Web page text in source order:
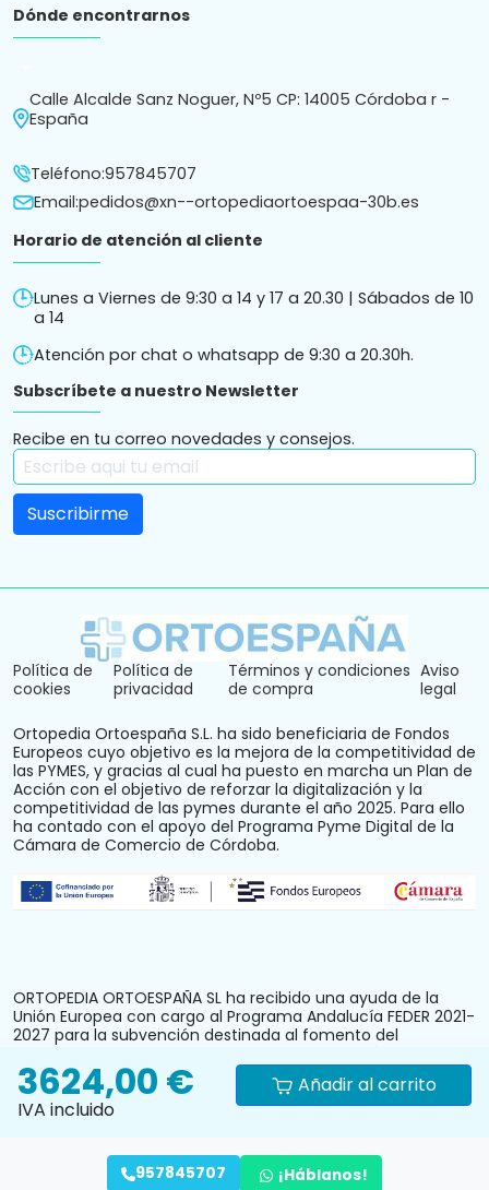
Dónde encontrarnos
Calle Alcalde Sanz Noguer, Nº5 CP: 14005 Córdoba r -
España
Teléfono:957845707
Email:pedidos@xn--ortopediaortoespaa-30b.es
Horario de atención al cliente
Lunes a Viernes de 9:30 a 14 y 17 a 20.30 | Sábados de 10
a 14
Atención por chat o whatsapp de 9:30 a 20.30h.
Subscríbete a nuestro Newsletter
Recibe en tu correo novedades y consejos.
Política de
cookies
Política de
privacidad
Términos y condiciones
de compra
Aviso
legal
Ortopedia Ortoespaña S.L. ha sido beneficiaria de Fondos
Europeos cuyo objetivo es la mejora de la competitividad de
las PYMES, y gracias al cual ha puesto en marcha un Plan de
Acción con el objetivo de reforzar la digitalización y la
competitividad de las pymes durante el año 2025. Para ello
ha contado con el apoyo del Programa Pyme Digital de la
Cámara de Comercio de Córdoba.
ORTOPEDIA ORTOESPAÑA SL ha recibido una ayuda de la
Unión Europea con cargo al Programa Andalucía FEDER 2021-
2027 para la subvención destinada al fomento del
personas trabajadoras autónomas y pymes comerciales y
artesanas, mediante la mejora del equipamiento
productivo, instalaciones u otros activos fijos (reforma y
3624,00 €
IVA incluido
Añadir al carrito
957845707 ¡Háblanos!